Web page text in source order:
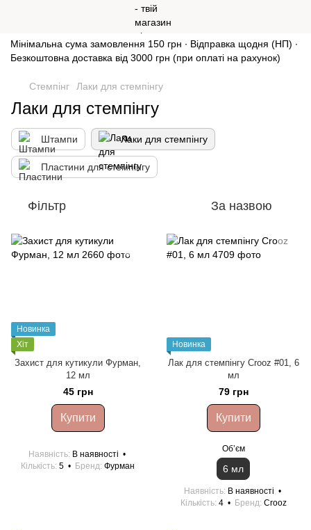
Мінімальна сума замовлення 150 грн ∙ Відправка щодня (НП) ∙
Безкоштовна доставка від 3000 грн (при оплаті на рахунок)
Стемпінг Лаки для стемпінгу
Лаки для стемпінгу
Штампи Лаки для стемпінгу
Пластини для стемпінгу
Фільтр За назвою
Новинка
Хіт
Захист для кутикули Фурман,
12 мл
45 грн
Купити
Наявність
В наявності
Кількість 5 Бренд Фурман
Новинка
Лак для стемпінгу Crooz #01, 6
мл
79 грн
Купити
Обʼєм
6 мл
Наявність
В наявності
Кількість 4 Бренд Crooz